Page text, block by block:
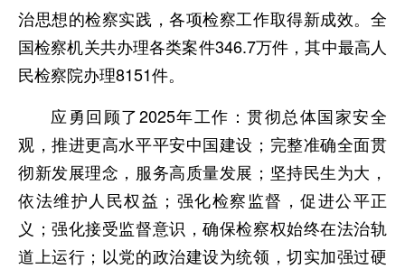
治思想的检察实践，各项检察工作取得新成效。全
国检察机关共办理各类案件346.7万件，其中最高人
民检察院办理8151件。
应勇回顾了2025年工作：贯彻总体国家安全
观，推进更高水平平安中国建设；完整准确全面贯
彻新发展理念，服务高质量发展；坚持民生为大，
依法维护人民权益；强化检察监督，促进公平正
义；强化接受监督意识，确保检察权始终在法治轨
道上运行；以党的政治建设为统领，切实加强过硬